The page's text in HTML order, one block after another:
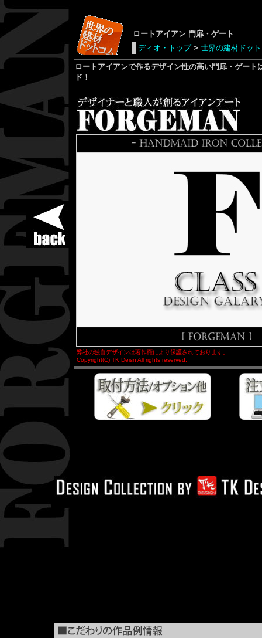
ロートアイアン 門扉・ゲート
ディオ・トップ > 世界の建材ドッ
ロートアイアンで作るデザイン性の高い門扉・ゲート
ド！
弊社の独自デザインは著作権により保護されております。
Copyright(C) TK Deisn All rights reserved.